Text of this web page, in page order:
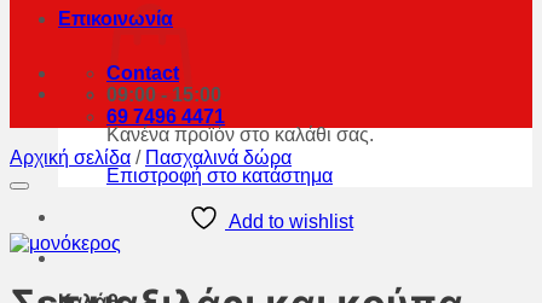
Κανένα προϊόν στο καλάθι σας.
Επιστροφή στο κατάστημα
Επικοινωνία
Contact
09:00 - 15:00
69 7496 4471
Αρχική σελίδα / Πασχαλινά δώρα
Add to wishlist